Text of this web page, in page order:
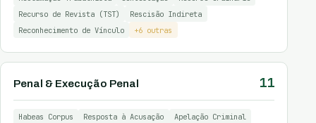
Recurso de Revista (TST)
Rescisão Indireta
Reconhecimento de Vínculo
+6 outras
Penal & Execução Penal 11
Habeas Corpus Resposta à Acusação
Apelação Criminal